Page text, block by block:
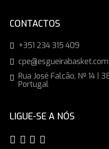
CONTACTOS
+351 234 315 409
cpe@esgueirabasket.com
Rua José Falcão, Nº 14 |
Portugal
LIGUE-SE A NÓS